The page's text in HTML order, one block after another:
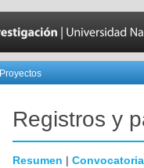
Proyectos
Registros y
Resumen | Convocatoria